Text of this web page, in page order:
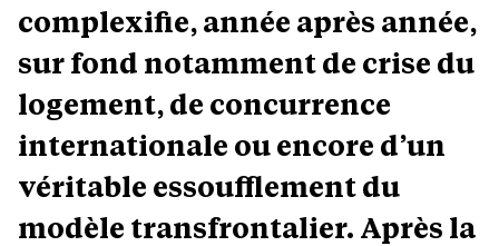
complexifie, année après année,
sur fond notamment de crise du
logement, de concurrence
internationale ou encore d’un
véritable essoufflement du
modèle transfrontalier. Après la